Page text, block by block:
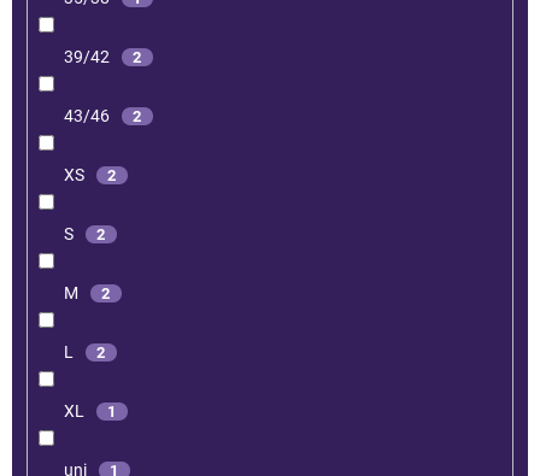
39/42 2
43/46 2
XS 2
S 2
M 2
L 2
XL 1
uni 1